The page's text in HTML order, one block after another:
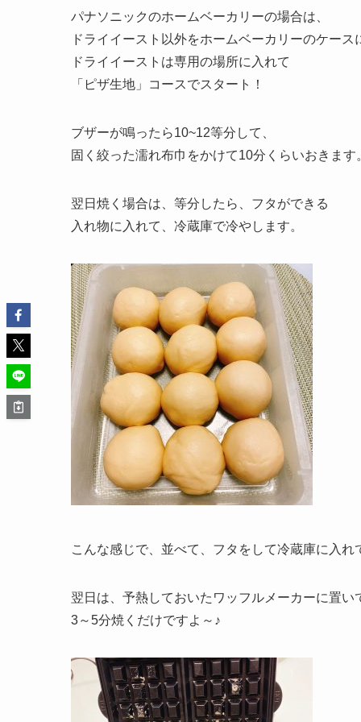
パナソニックのホームベーカリーの場合は、
ドライイースト以外をホームベーカリーのケース
ドライイーストは専用の場所に入れて
「ピザ生地」コースでスタート！
ブザーが鳴ったら10~12等分して、
固く絞った濡れ布巾をかけて10分くらいおきます
翌日焼く場合は、等分したら、フタができる
入れ物に入れて、冷蔵庫で冷やします。
こんな感じで、並べて、フタをして冷蔵庫に入れ
翌日は、予熱しておいたワッフルメーカーに置い
3～5分焼くだけですよ～♪